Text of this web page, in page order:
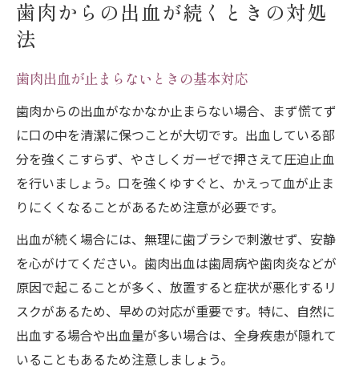
歯肉からの出血が続くときの対処
法
歯肉出血が止まらないときの基本対応
歯肉からの出血がなかなか止まらない場合、まず慌てず
に口の中を清潔に保つことが大切です。出血している部
分を強くこすらず、やさしくガーゼで押さえて圧迫止血
を行いましょう。口を強くゆすぐと、かえって血が止ま
りにくくなることがあるため注意が必要です。
出血が続く場合には、無理に歯ブラシで刺激せず、安静
を心がけてください。歯肉出血は歯周病や歯肉炎などが
原因で起こることが多く、放置すると症状が悪化するリ
スクがあるため、早めの対応が重要です。特に、自然に
出血する場合や出血量が多い場合は、全身疾患が隠れて
いることもあるため注意しましょう。